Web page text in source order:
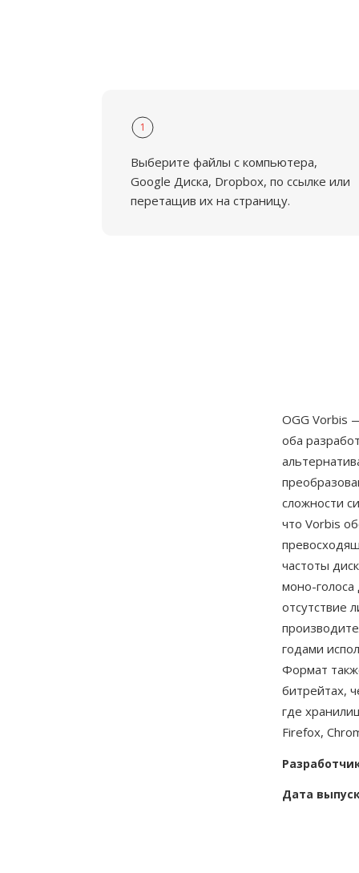
1
Выберите файлы с компьютера,
Google Диска, Dropbox, по ссылке или
перетащив их на страницу.
OGG Vorbis
оба
сложности
что Vorbis
частоты
моно-
отсутствие
годами
Формат
битрейтах,
где
Firefox,
Дата